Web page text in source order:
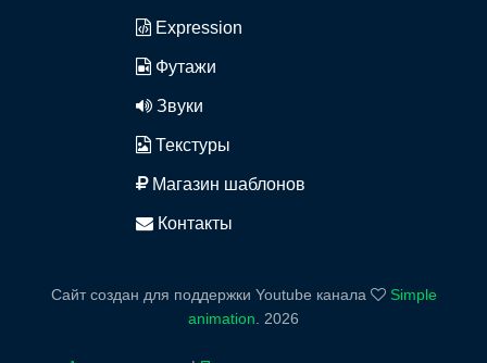
Expression
Футажи
Звуки
Текстуры
Магазин шаблонов
Контакты
Сайт создан для поддержки Youtube канала
Simple
animation. 2026